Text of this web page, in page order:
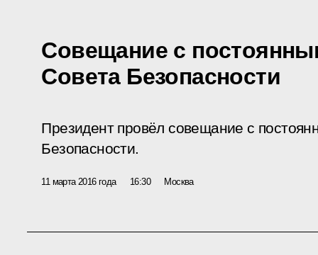
Совещание с
Совета Безопасности
Президент провёл совещание с
Безопасности.
11 марта 2016 года 16:30 Москва